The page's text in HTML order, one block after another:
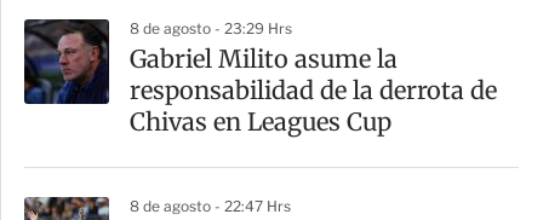
8 de agosto - 23:29 Hrs
Gabriel Milito asume la
responsabilidad de la derrota de
Chivas en Leagues Cup
8 de agosto - 22:47 Hrs